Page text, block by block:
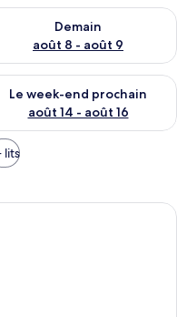
7 - août 8
Demain
août 8 - août 9
la disponibilité pour
end août 7 - août 9
Le week-end prochain
août 14 - août 16
la disponibilité pour
lits
chambre d’hôtel moderne